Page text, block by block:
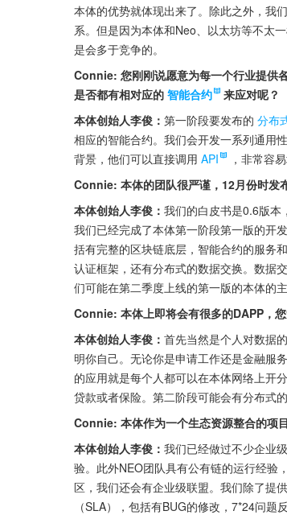
本体的优势就体现出来了。除此之外，我
系。但是因为本体和Neo、以太坊等不太
是会多于竞争的。
Connie: 您刚刚说愿意为每一个行业提供
是否都有相对应的 智能合约
来应对呢？
本体创始人李俊： 第一阶段要发布的 分布
相应的智能合约。我们会开发一系列通用
背景，他们可以直接调用 API
，非常容
Connie: 本体的团队很严谨，12月份时发
本体创始人李俊： 我们的白皮书是0.6版本
我们已经完成了本体第一阶段第一版的开
括有完整的区块链底层，智能合约的服务
认证框架，还有分布式的数据交换。数据
们可能在第二季度上线的第一版的本体的
Connie: 本体上即将会有很多的DAPP，
本体创始人李俊： 首先当然是个人对数据
明你自己。无论你是申请工作还是金融服
的应用就是每个人都可以在本体网络上开
贷款或者保险。第二阶段可能会有分布式
Connie: 本体作为一个生态资源整合的项
本体创始人李俊： 我们已经做过不少企业
验。此外NEO团队具有公有链的运行经验
区，我们还会有企业级联盟。我们除了提
（SLA），包括有BUG的修改，7*24问